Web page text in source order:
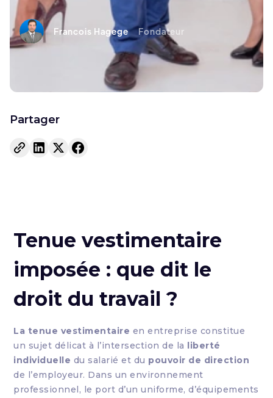
Francois Hagege Fondateur
Partager
Tenue vestimentaire
imposée : que dit le
droit du travail ?
La tenue vestimentaire en entreprise constitue
un sujet délicat à l’intersection de la liberté
individuelle du salarié et du pouvoir de direction
de l’employeur. Dans un environnement
professionnel, le port d’un uniforme, d’équipements